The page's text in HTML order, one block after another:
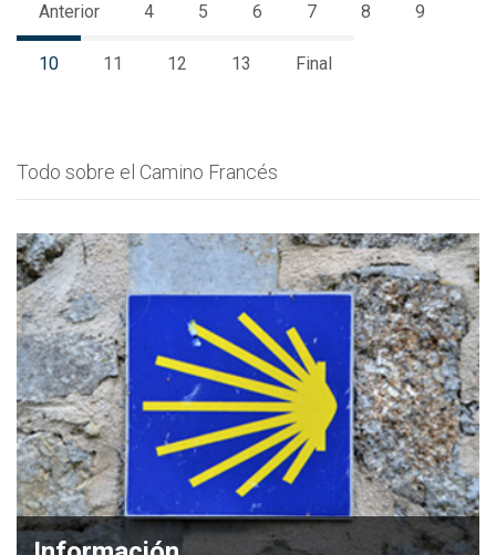
Anterior 4 5 6 7 8 9
10 11 12 13 Final
Todo sobre el Camino Francés